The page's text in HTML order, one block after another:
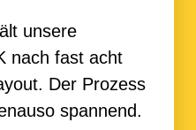
unsere
nach fast acht
Der Prozess
spannend.